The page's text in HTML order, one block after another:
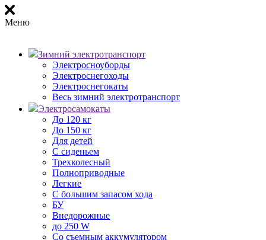
Меню
Зимний электротранспорт
Электросноуборды
Электроснегоходы
Электроснегокаты
Весь зимний электротранспорт
Электросамокаты
До 120 кг
До 150 кг
Для детей
С сиденьем
Трехколесный
Полноприводные
Легкие
С большим запасом хода
БУ
Внедорожные
до 250 W
Со съемным аккумулятором